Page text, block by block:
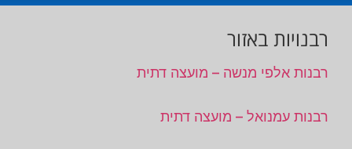
רבנויות באזור
רבנות אלפי מנשה – מועצה דתית
רבנות עמנואל – מועצה דתית